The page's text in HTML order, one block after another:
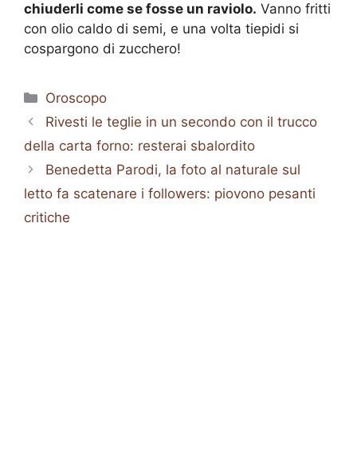
chiuderli come se fosse un raviolo. Vanno fritti
con olio caldo di semi, e una volta tiepidi si
cospargono di zucchero!
Categorie
Oroscopo
Rivesti le teglie in un secondo con il trucco
della carta forno: resterai sbalordito
Benedetta Parodi, la foto al naturale sul
letto fa scatenare i followers: piovono pesanti
critiche